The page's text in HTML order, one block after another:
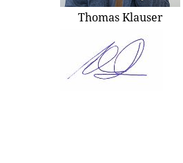
Thomas Klauser